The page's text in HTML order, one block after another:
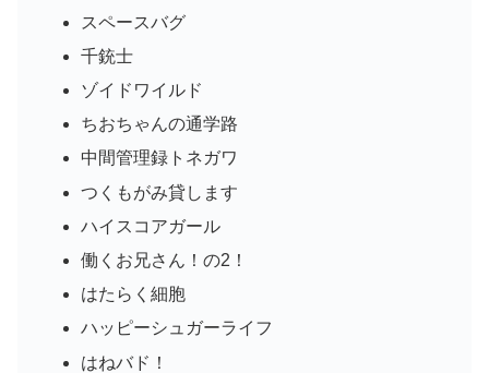
スペースバグ
千銃士
ゾイドワイルド
ちおちゃんの通学路
中間管理録トネガワ
つくもがみ貸します
ハイスコアガール
働くお兄さん！の2！
はたらく細胞
ハッピーシュガーライフ
はねバド！